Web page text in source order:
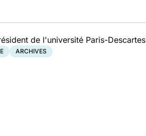
de l'université Paris-Descartes
ARCHIVES